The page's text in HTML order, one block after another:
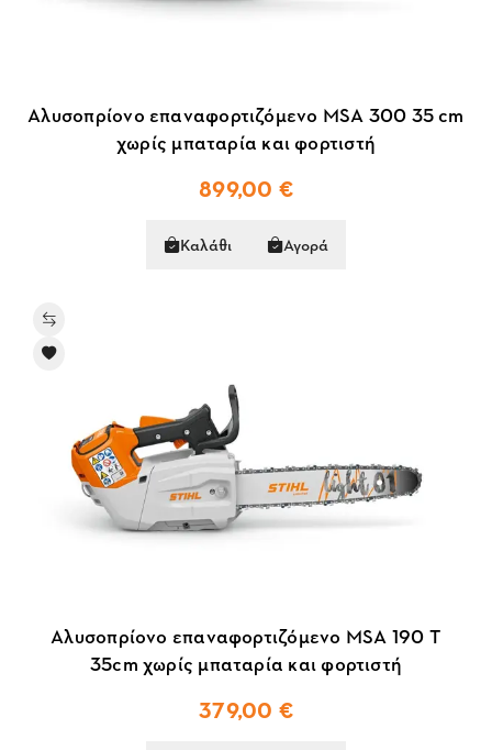
Αλυσοπρίονο επαναφορτιζόμενο MSA 300 35 cm
χωρίς μπαταρία και φορτιστή
899,00 €
Καλάθι Αγορά
Αλυσοπρίονο επαναφορτιζόμενο MSA 190 T
35cm χωρίς μπαταρία και φορτιστή
379,00 €